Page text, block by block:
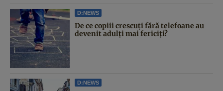
D:NEWS
De ce copiii crescuți fără telefoane au
devenit adulți mai fericiți?
D:NEWS